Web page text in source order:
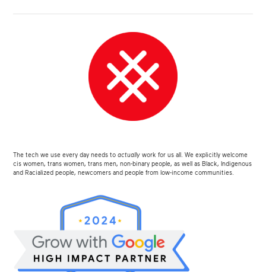
The tech we use every day needs toactually work for us all. We explicitly welcome
cis women, trans women, trans men, non-binary people, as well as Black, Indigenous
and Racialized people, newcomers and people from low-income communities.